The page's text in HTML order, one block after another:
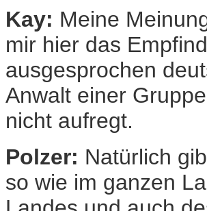
Kay: Meine
mir hier das
ausgesprochen
Anwalt einer
nicht aufregt.
Polzer: Natürlich
so wie im ganzen